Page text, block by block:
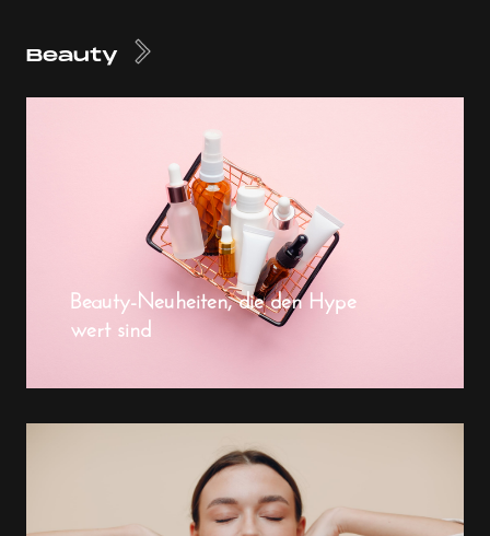
Beauty
Beauty-Neuheiten, die den Hype
wert sind